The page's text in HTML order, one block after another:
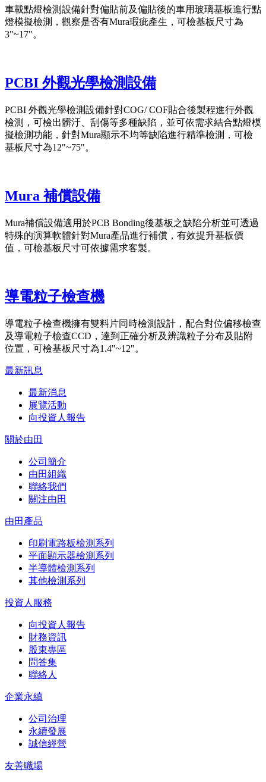
車載點燈檢測設備針對偏貼前及偏貼後的車用玻璃基板進行點
燈模擬檢測，觀察是否有Mura瑕疵產生，可檢基板尺寸為
3"~17"。
PCBI 外觀光學檢測設備
PCBI 外觀光學檢測設備針對COG/ COF貼合後製程進行外觀
檢測，可檢出髒汙、刮傷等多種缺陷，並可依需求結合點燈模
擬檢測功能，針對Mura顯示不均等缺陷進行精準檢測，可檢
基板尺寸為12"~75"。
Mura 補償設備
Mura補償設備適用於PCB Bonding後基板之缺陷分析並可透過
特殊的演算軟體針對Mura產品進行補償，有效提升基板價
值，可檢基板尺寸可依據需求客製。
導電粒子檢查機
導電粒子檢查機擁有雙料片同時檢測設計，配合對位偏移檢查
及導電粒子檢查CCD，達到正確分析及辨識粒子分布及貼附
位置，可檢基板尺寸為1.4"~12"。
最新訊息
最新消息
展覽活動
向投資人報告
關於由田
公司簡介
由田組織
聯絡我們
關注由田
由田產品
印刷電路板檢測系列
平面顯示器檢測系列
半導體檢測系列
其他檢測系列
投資人服務
向投資人報告
財務資訊
股東專區
問答集
聯絡人
企業永續
公司治理
永續發展
誠信經營
友善職場